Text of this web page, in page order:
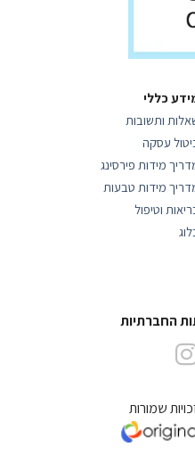
כללי
ותשובות
עסקה
מידות פירסינג
מידות טבעות
וטיפול
החברתיות